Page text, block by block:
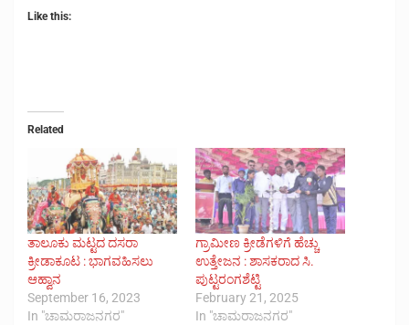
Like this:
Related
ತಾಲೂಕು ಮಟ್ಟದ ದಸರಾ
ಕ್ರೀಡಾಕೂಟ : ಭಾಗವಹಿಸಲು
ಆಹ್ವಾನ
September 16, 2023
In "ಚಾಮರಾಜನಗರ"
ಗ್ರಾಮೀಣ ಕ್ರೀಡೆಗಳಿಗೆ ಹೆಚ್ಚು
ಉತ್ತೇಜನ : ಶಾಸಕರಾದ ಸಿ.
ಪುಟ್ಟರಂಗಶೆಟ್ಟಿ
February 21, 2025
In "ಚಾಮರಾಜನಗರ"